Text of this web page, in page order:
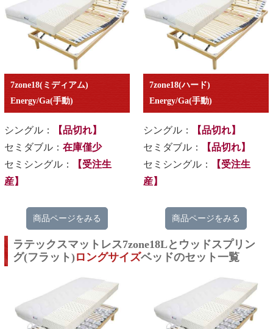
7zone18(ミディアム)
Energy/Ga(手動)
シングル：
【品切れ】
セミダブル： 在庫僅少
セミシングル：
【受注生
産】
商品ページをみる
7zone18(ハード)
Energy/Ga(手動)
シングル：
【品切れ】
セミダブル：
【品切れ】
セミシングル：
【受注生
産】
商品ページをみる
ラテックスマットレス7zone18Lとウッドスプリン
グ(フラット)ロングサイズベッドのセット一覧